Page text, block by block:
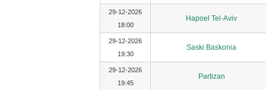
29-12-2026
18:00
Hapoel Tel-Aviv
29-12-2026
19:30
Saski Baskonia
29-12-2026
19:45
Partizan